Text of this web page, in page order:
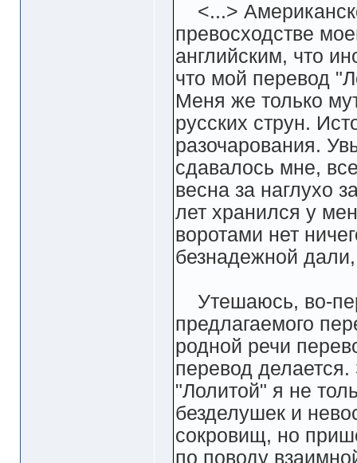
<...>
превосходстве
английским, что
что мой перевод
Меня же только
русских струн.
разочарования.
сдавалось мне,
весна за наглухо
лет хранился у
воротами нет
безнадежной
Утешаюсь, во-
предлагаемого
родной речи
перевод
"Лолитой" я не
безделушек и
сокровищ, но
по поводу